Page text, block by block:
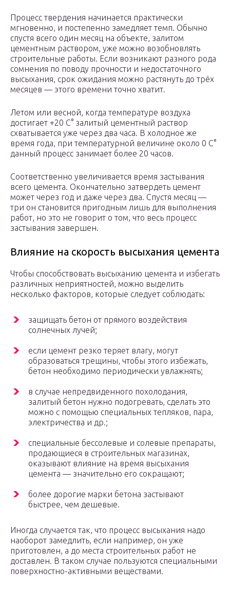
Процесс твердения начинается практически
мгновенно, и постепенно замедляет темп. Обычно
спустя всего один месяц на объекте, залитом
цементным раствором, уже можно возобновлять
строительные работы. Если возникают разного рода
сомнения по поводу прочности и недостаточного
высыхания, срок ожидания можно растянуть до трёх
месяцев — этого времени точно хватит.
Летом или весной, когда температуре воздуха
достигает +20 С° залитый цементный раствор
схватывается уже через два часа. В холодное же
время года, при температурной величине около 0 С°
данный процесс занимает более 20 часов.
Соответственно увеличивается время застывания
всего цемента. Окончательно затвердеть цемент
может через год и даже через два. Спустя месяц —
три он становится пригодным лишь для выполнения
работ, но это не говорит о том, что весь процесс
застывания завершен.
Влияние на скорость высыхания цемента
Чтобы способствовать высыханию цемента и избегать
различных неприятностей, можно выделить
несколько факторов, которые следует соблюдать:
защищать бетон от прямого воздействия
солнечных лучей;
если цемент резко теряет влагу, могут
образоваться трещины, чтобы этого избежать,
бетон необходимо периодически увлажнять;
в случае непредвиденного похолодания,
залитый бетон нужно подогревать, сделать это
можно с помощью специальных тепляков, пара,
электричества и др.;
специальные бессолевые и солевые препараты,
продающиеся в строительных магазинах,
оказывают влияние на время высыхания
цемента — значительно его сокращают;
более дорогие марки бетона застывают
быстрее, чем дешевые.
Иногда случается так, что процесс высыхания надо
наоборот замедлить, если например, он уже
приготовлен, а до места строительных работ не
доставлен. В таком случае пользуются специальными
поверхностно-активными веществами.